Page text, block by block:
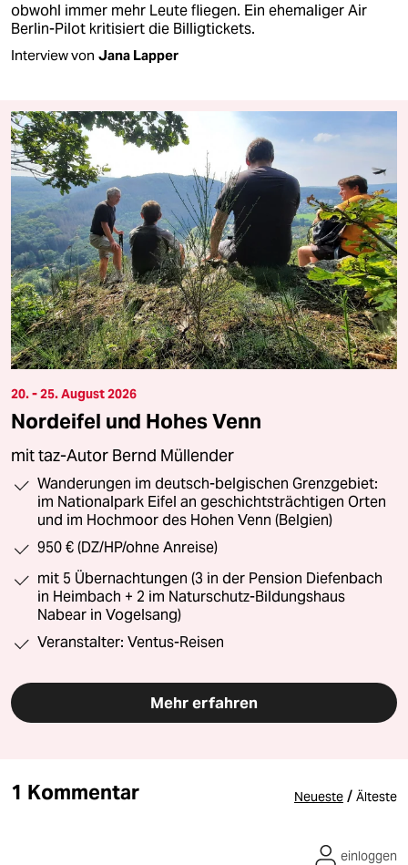
obwohl immer mehr Leute fliegen. Ein ehemaliger Air
Berlin-Pilot kritisiert die Billigtickets.
Interview von Jana Lapper
20. - 25. August 2026
Nordeifel und Hohes Venn
mit taz-Autor Bernd Müllender
Wanderungen im deutsch-belgischen Grenzgebiet:
im Nationalpark Eifel an geschichtsträchtigen Orten
und im Hochmoor des Hohen Venn (Belgien)
950 € (DZ/HP/ohne Anreise)
mit 5 Übernachtungen (3 in der Pension Diefenbach
in Heimbach + 2 im Naturschutz-Bildungshaus
Nabear in Vogelsang)
Veranstalter: Ventus-Reisen
Mehr erfahren
1 Kommentar Neueste / Älteste
einloggen